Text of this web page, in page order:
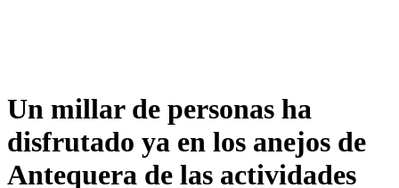
Un millar de personas ha
disfrutado ya en los anejos de
Antequera de las actividades